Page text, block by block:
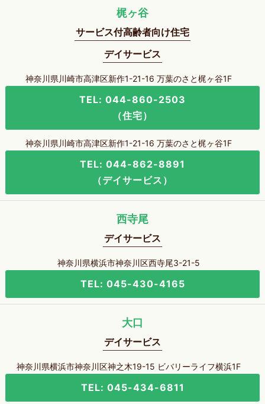
梶ヶ谷
サービス付高齢者向け住宅
デイサービス
神奈川県川崎市高津区新作1-21-16 万葉のさと梶ヶ谷1F
TEL: 044-860-2503
（住宅）
神奈川県川崎市高津区新作1-21-16 万葉のさと梶ヶ谷1F
TEL: 044-862-8891
（デイサービス）
西寺尾
デイサービス
神奈川県横浜市神奈川区西寺尾3-21-5
TEL: 045-430-4165
大口
デイサービス
神奈川県横浜市神奈川区神之木19-15 ビバリーライフ横浜1F
TEL: 045-434-6811